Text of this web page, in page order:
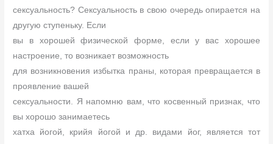
сексуальность? Сексуальность в свою очередь опирается на
другую ступеньку. Если
вы в хорошей физической форме, если у вас хорошее
настроение, то возникает возможность
для возникновения избытка праны, которая превращается в
проявление вашей
сексуальности. Я напомню вам, что косвенный признак, что
вы хорошо занимаетесь
хатха йогой, крийя йогой и др. видами йог, является тот